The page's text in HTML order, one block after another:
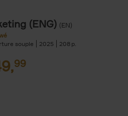
(ENG) (EN)
souple
2025 208
99